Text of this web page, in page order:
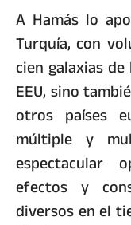
A Hamás lo
Turquía, con
cien galaxias
EEU, sino
otros países
múltiple y
espectacular
efectos y
diversos en el